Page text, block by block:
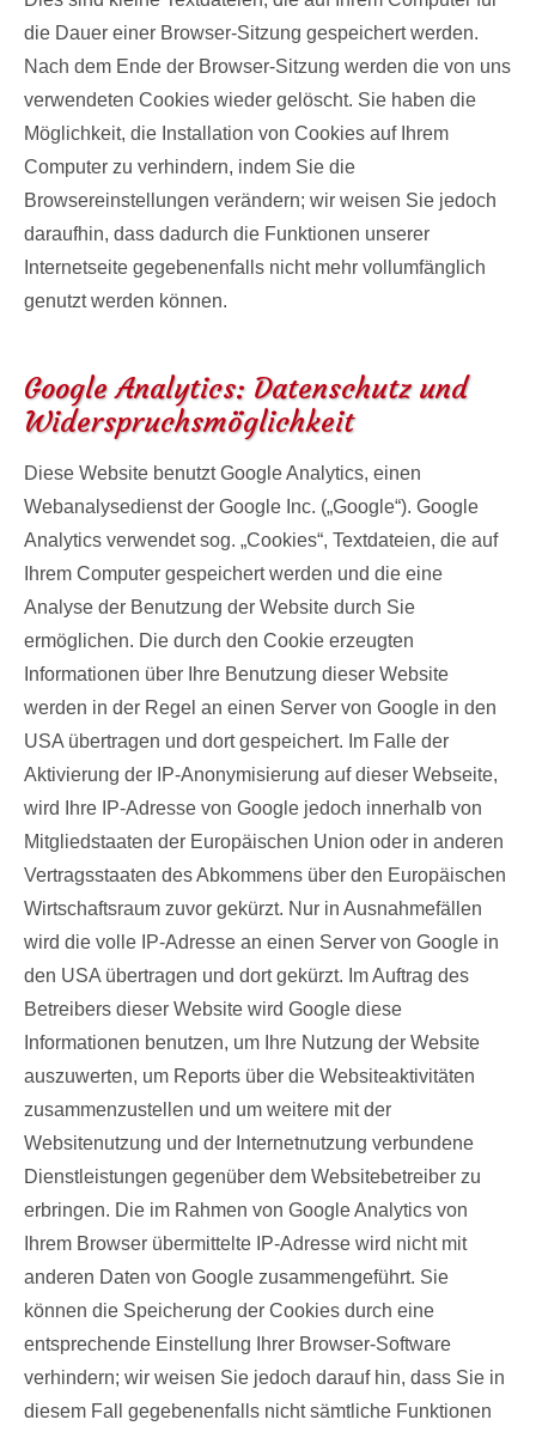
die Dauer einer Browser-Sitzung gespeichert werden.
Nach dem Ende der Browser-Sitzung werden die von uns
verwendeten Cookies wieder gelöscht. Sie haben die
Möglichkeit, die Installation von Cookies auf Ihrem
Computer zu verhindern, indem Sie die
Browsereinstellungen verändern; wir weisen Sie jedoch
daraufhin, dass dadurch die Funktionen unserer
Internetseite gegebenenfalls nicht mehr vollumfänglich
genutzt werden können.
Google Analytics: Datenschutz und
Widerspruchsmöglichkeit
Diese Website benutzt Google Analytics, einen
Webanalysedienst der Google Inc. („Google“). Google
Analytics verwendet sog. „Cookies“, Textdateien, die auf
Ihrem Computer gespeichert werden und die eine
Analyse der Benutzung der Website durch Sie
ermöglichen. Die durch den Cookie erzeugten
Informationen über Ihre Benutzung dieser Website
werden in der Regel an einen Server von Google in den
USA übertragen und dort gespeichert. Im Falle der
Aktivierung der IP-Anonymisierung auf dieser Webseite,
wird Ihre IP-Adresse von Google jedoch innerhalb von
Mitgliedstaaten der Europäischen Union oder in anderen
Vertragsstaaten des Abkommens über den Europäischen
Wirtschaftsraum zuvor gekürzt. Nur in Ausnahmefällen
wird die volle IP-Adresse an einen Server von Google in
den USA übertragen und dort gekürzt. Im Auftrag des
Betreibers dieser Website wird Google diese
Informationen benutzen, um Ihre Nutzung der Website
auszuwerten, um Reports über die Websiteaktivitäten
zusammenzustellen und um weitere mit der
Websitenutzung und der Internetnutzung verbundene
Dienstleistungen gegenüber dem Websitebetreiber zu
erbringen. Die im Rahmen von Google Analytics von
Ihrem Browser übermittelte IP-Adresse wird nicht mit
anderen Daten von Google zusammengeführt. Sie
können die Speicherung der Cookies durch eine
entsprechende Einstellung Ihrer Browser-Software
verhindern; wir weisen Sie jedoch darauf hin, dass Sie in
diesem Fall gegebenenfalls nicht sämtliche Funktionen